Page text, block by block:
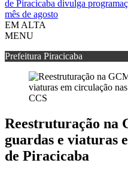
de Piracicaba divulga
mês de agosto
EM ALTA
MENU
Prefeitura Piracicaba
CCS
Reestruturação na
guardas e viaturas
de Piracicaba